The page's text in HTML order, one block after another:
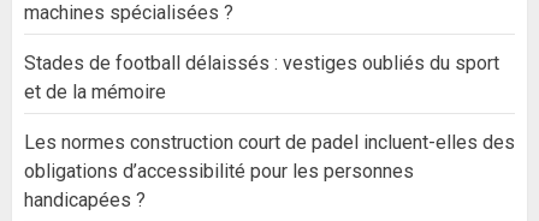
machines spécialisées ?
Stades de football délaissés : vestiges oubliés du sport
et de la mémoire
Les normes construction court de padel incluent-elles des
obligations d’accessibilité pour les personnes
handicapées ?